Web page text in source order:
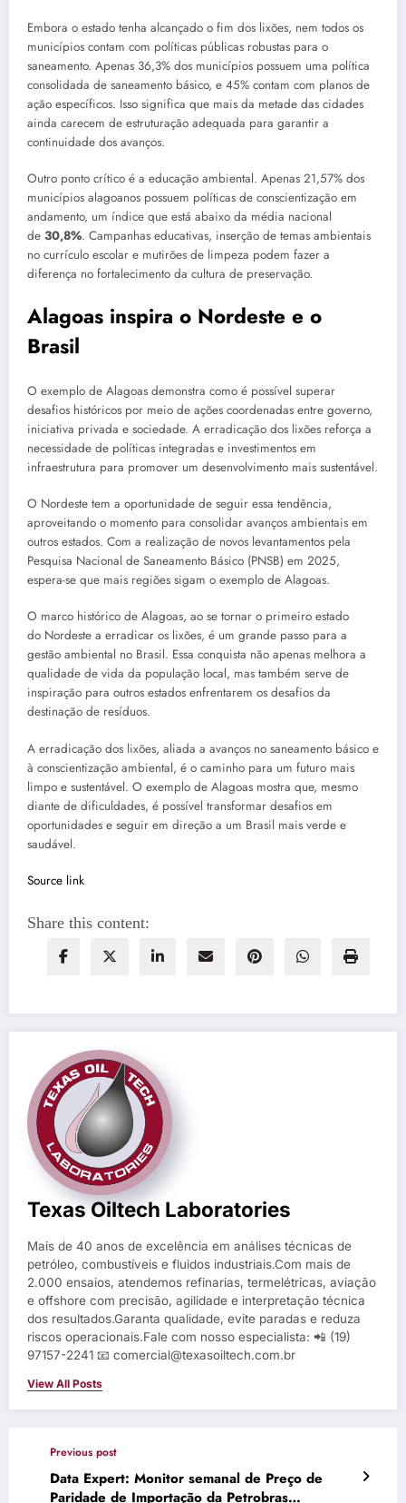
Embora o estado tenha alcançado o fim dos lixões, nem todos os
municípios contam com políticas públicas robustas para o
saneamento. Apenas 36,3% dos municípios possuem uma política
consolidada de saneamento básico, e 45% contam com planos de
ação específicos. Isso significa que mais da metade das cidades
ainda carecem de estruturação adequada para garantir a
continuidade dos avanços.
Outro ponto crítico é a educação ambiental. Apenas 21,57% dos
municípios alagoanos possuem políticas de conscientização em
andamento, um índice que está abaixo da média nacional
de 30,8%. Campanhas educativas, inserção de temas ambientais
no currículo escolar e mutirões de limpeza podem fazer a
diferença no fortalecimento da cultura de preservação.
Alagoas inspira o Nordeste e o
Brasil
O exemplo de Alagoas demonstra como é possível superar
desafios históricos por meio de ações coordenadas entre governo,
iniciativa privada e sociedade. A erradicação dos lixões reforça a
necessidade de políticas integradas e investimentos em
infraestrutura para promover um desenvolvimento mais sustentável.
O Nordeste tem a oportunidade de seguir essa tendência,
aproveitando o momento para consolidar avanços ambientais em
outros estados. Com a realização de novos levantamentos pela
Pesquisa Nacional de Saneamento Básico (PNSB) em 2025,
espera-se que mais regiões sigam o exemplo de Alagoas.
O marco histórico de Alagoas, ao se tornar o primeiro estado
do Nordeste a erradicar os lixões, é um grande passo para a
gestão ambiental no Brasil. Essa conquista não apenas melhora a
qualidade de vida da população local, mas também serve de
inspiração para outros estados enfrentarem os desafios da
destinação de resíduos.
A erradicação dos lixões, aliada a avanços no saneamento básico e
à conscientização ambiental, é o caminho para um futuro mais
limpo e sustentável. O exemplo de Alagoas mostra que, mesmo
diante de dificuldades, é possível transformar desafios em
oportunidades e seguir em direção a um Brasil mais verde e
saudável.
Source link
Share this content:
Texas Oiltech Laboratories
Mais de 40 anos de excelência em análises técnicas de
petróleo, combustíveis e fluidos industriais.Com mais de
2.000 ensaios, atendemos refinarias, termelétricas, aviação
e offshore com precisão, agilidade e interpretação técnica
dos resultados.Garanta qualidade, evite paradas e reduza
riscos operacionais.Fale com nosso especialista: 📲 (19)
97157-2241 📧 comercial@texasoiltech.com.br
View All Posts
Previous post
Data Expert: Monitor semanal de Preço de
Paridade de Importação da Petrobras